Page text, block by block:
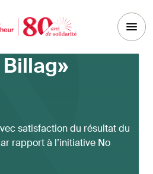
Billag»
satisfaction du résultat du
rapport à l’initiative No